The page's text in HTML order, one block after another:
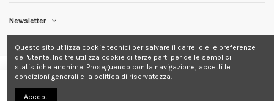
Newsletter
Questo sito utilizza cookie tecnici per salvare il carrello e le preferenze
dell'utente. Inoltre utilizza cookie di terze parti per delle semplici
statistiche anonime. Proseguendo con la navigazione, accetti le
condizioni generali e la politica di riservatezza.
Accept